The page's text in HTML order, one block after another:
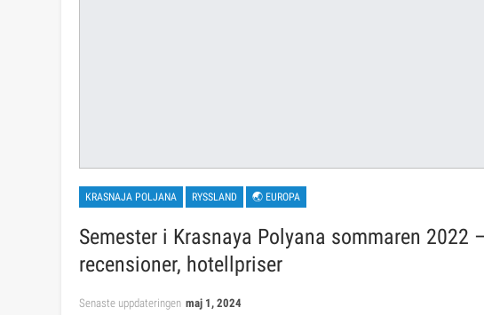
KRASNAJA POLJANA RYSSLAND 🌏 EUROPA
Semester i Krasnaya Polyana sommaren 2022
recensioner, hotellpriser
Senaste uppdateringen maj 1, 2024